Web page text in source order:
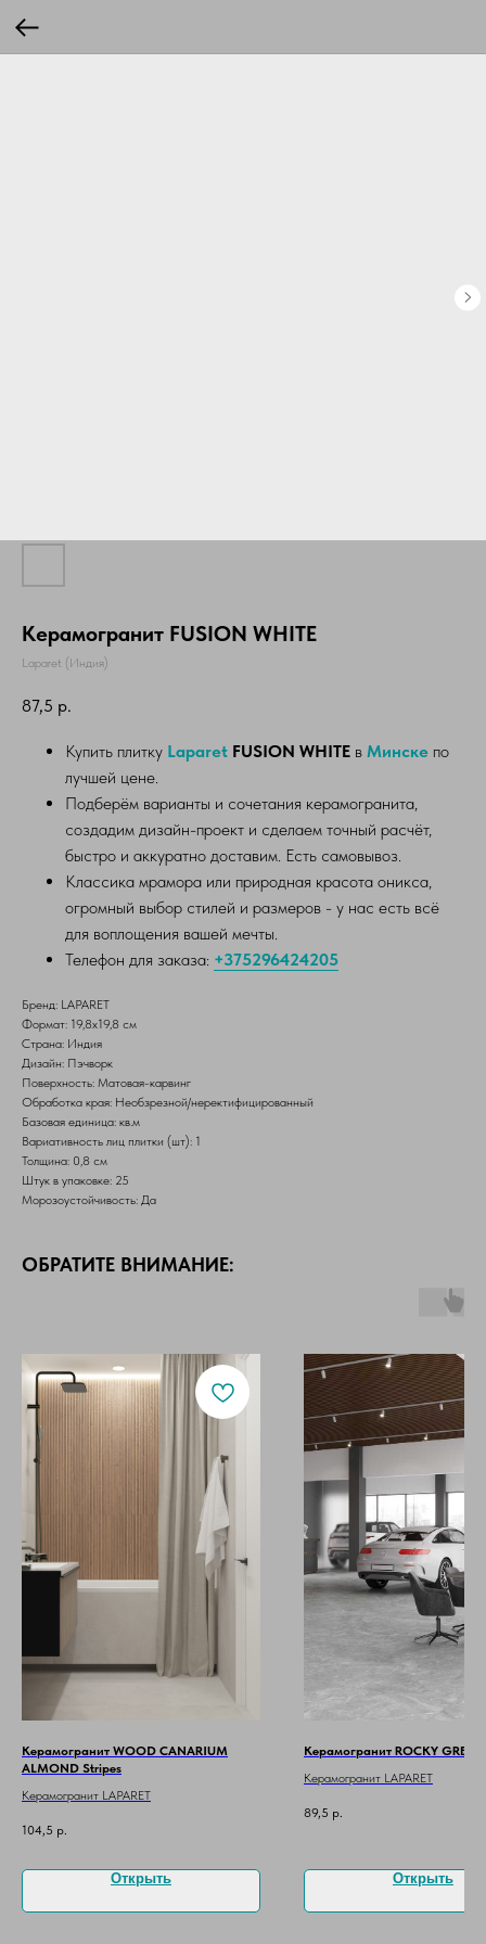
Керамогранит FUSION WHITE
Laparet (Индия)
87,5 р.
Купить плитку Laparet FUSION WHITE в Минске по
лучшей цене.
Подберём варианты и сочетания керамогранита,
создадим дизайн-проект и сделаем точный расчёт,
быстро и аккуратно доставим. Есть самовывоз.
Классика мрамора или природная красота оникса,
огромный выбор стилей и размеров - у нас есть всё
для воплощения вашей мечты.
Телефон для заказа: +375296424205
Бренд: LAPARET
Формат: 19,8х19,8 см
Страна: Индия
Дизайн: Пэчворк
Поверхность: Матовая-карвинг
Обработка края: Необзрезной/неректифицированный
Базовая единица: кв.м
Вариативность лиц плитки (шт): 1
Толщина: 0,8 см
Штук в упаковке: 25
Морозоустойчивость: Да
ОБРАТИТЕ ВНИМАНИЕ:
Керамогранит WOOD CANARIUM
ALMOND Stripes
Керамогранит LAPARET
104,5 р.
Открыть
Керамогранит ROCKY GREY
Керамогранит LAPARET
89,5 р.
Открыть